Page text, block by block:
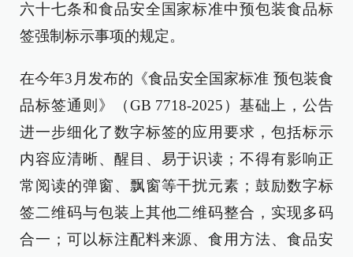
六十七条和食品安全国家标准中预包装食品标
签强制标示事项的规定。
在今年3月发布的《食品安全国家标准 预包装食
品标签通则》（GB 7718-2025）基础上，公告
进一步细化了数字标签的应用要求，包括标示
内容应清晰、醒目、易于识读；不得有影响正
常阅读的弹窗、飘窗等干扰元素；鼓励数字标
签二维码与包装上其他二维码整合，实现多码
合一；可以标注配料来源、食用方法、食品安